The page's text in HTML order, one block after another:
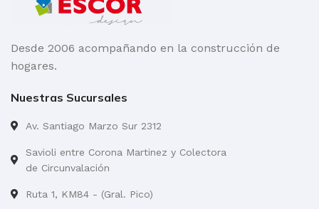
Desde 2006 acompañando en la construcción de
hogares.
Nuestras Sucursales
Av. Santiago Marzo Sur 2312
Savioli entre Corona Martinez y Colectora
de Circunvalación
Ruta 1, KM84 - (Gral. Pico)